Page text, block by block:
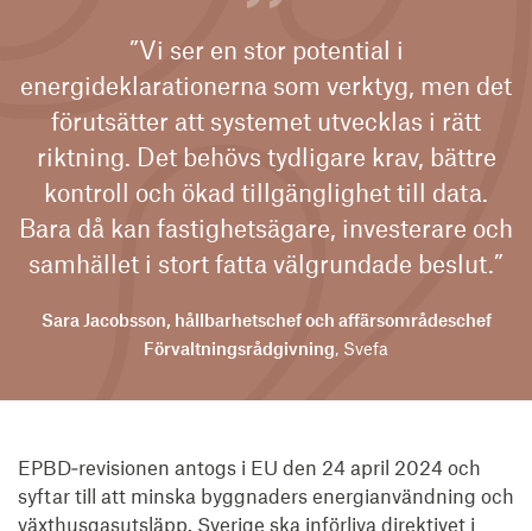
”Vi ser en stor potential i
energideklarationerna som verktyg, men det
förutsätter att systemet utvecklas i rätt
riktning. Det behövs tydligare krav, bättre
kontroll och ökad tillgänglighet till data.
Bara då kan fastighetsägare, investerare och
samhället i stort fatta välgrundade beslut.”
Sara Jacobsson, hållbarhetschef och affärsområdeschef
Förvaltningsrådgivning, Svefa
EPBD‑revisionen antogs i EU den 24 april 2024 och
syftar till att minska byggnaders energianvändning och
växthusgasutsläpp. Sverige ska införliva direktivet i